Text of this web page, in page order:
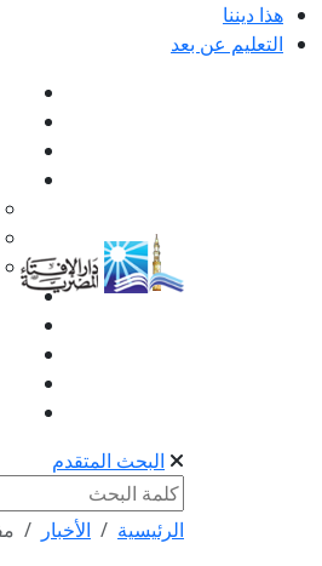
هذا ديننا
التعليم عن بعد
البحث المتقدم
الرئيسية الأخبار